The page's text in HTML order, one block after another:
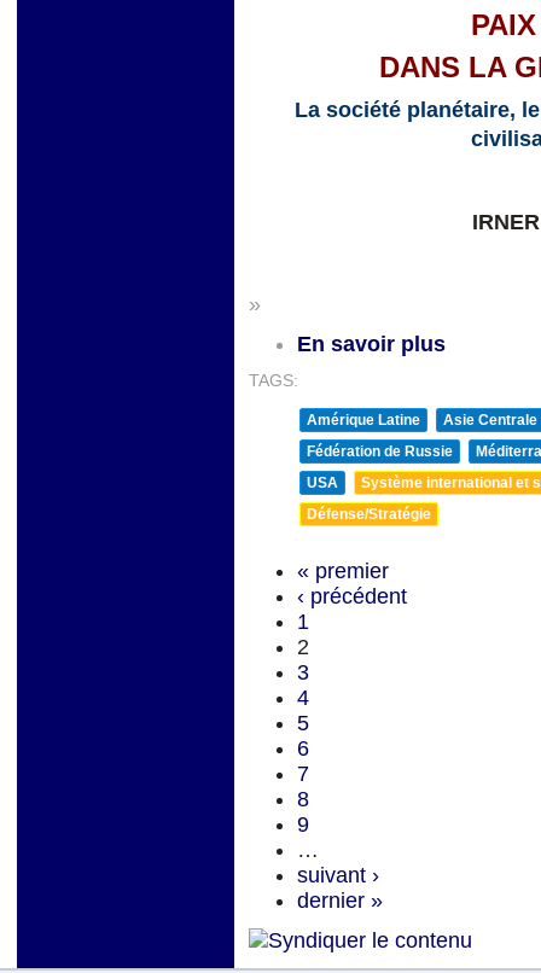
DANS LA
La société planétaire,
»
En savoir plus
TAGS:
Amérique Latine
Asie Centrale
Fédération de Russie
USA
Système international et
Défense/Stratégie
« premier
‹ précédent
1
2
3
4
5
6
7
8
9
…
suivant ›
dernier »